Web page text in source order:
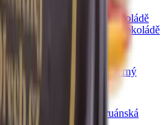
mléčné čokoládě
V bílé čokoládě
Jablečné trubičky máčené v čokoládě
Jahody OstružinyČerný
Mochyně peruánská